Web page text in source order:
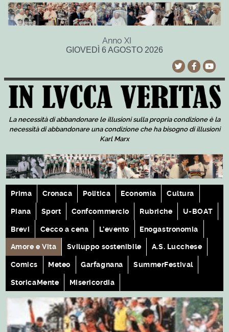
Anno XI
GIOVEDÌ 6 AGOSTO 2026
La necessità di abbandonare le illusioni sulla propria condizione è la
necessità di abbandonare una condizione che ha bisogno di illusioni
Karl Marx
Prima Cronaca Politica Economia Cultura
Piana Sport Confcommercio Rubriche U-BOAT
Brevi Cecco a cena L'evento Enogastronomia
Amore e Vita Sviluppo sostenibile A.S. Lucchese
Comics Meteo Garfagnana SummerFestival
StoricaMente Misericordia